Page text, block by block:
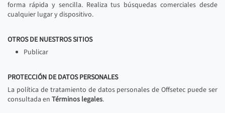
forma rápida y sencilla. Realiza tus búsquedas comerciales desde
cualquier lugar y dispositivo.
OTROS DE NUESTROS SITIOS
Publicar
PROTECCIÓN DE DATOS PERSONALES
La política de tratamiento de datos personales de Offsetec puede ser
consultada en Términos legales.